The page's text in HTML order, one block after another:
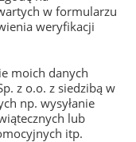
w formularzu
weryfikacji
moich danych
z o.o. z siedzibą w
np. wysyłanie
lub
itp.